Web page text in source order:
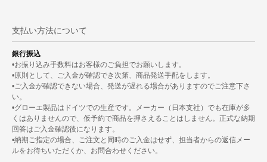
支払い方法について
銀行振込
•お振り込み手数料はお客様のご負担でお願いします。
•原則として、ご入金が確認でき次第、商品発送手配をします。
•ご入金が確認できない場合、発送が遅れる場合がありますのでご注意下さ
い。
•グローエ製品はドイツでの生産です。メーカー（日本支社）でも在庫が多
くはありませんので、仮予約で商品を押さえることはしません。正式な納期
回答はご入金確認後になります。
•納期ご指定の場合、ご注文と同時のご入金はせず、担当者からの返信メー
ルをお待ちいただくか、お問合わせください。